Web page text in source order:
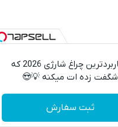
پرکاربردترین چراغ شارژی 2026 که
شگفت زده ات میکنه 💡😍
ثبت سفارش